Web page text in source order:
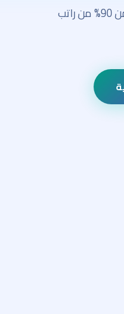
خدماتك، ويديرون استفساراتك — بلا توقف، بلا إجازات، بتكلفة سنوية أقل من 90% من راتب